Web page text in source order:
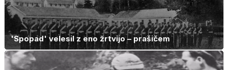
'Spopad' velesil z eno žrtvijo – prašičem